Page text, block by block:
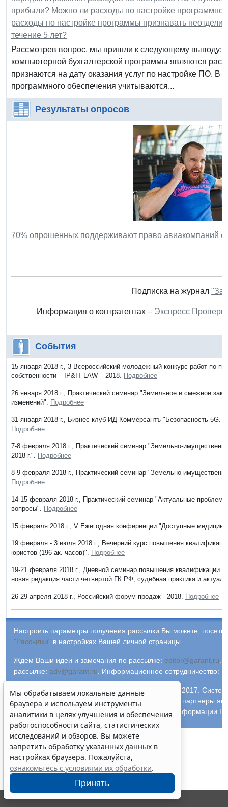
прибыли? Можно ли расходы по настройке
расходы по настройке программы признавать
течение 5 лет?
Рассмотрев вопрос, мы пришли к следующему выводу: В
компьютерной бухгалтерской программы являются
признаются на дату оказания услуг по настройке ПО. В
программного обеспечения учитываются...
Результаты опросов
70% опрошенных поддерживают право авиакомпаний
Подписка на журнал
Информация о контрагентах – Экспресс
События
15 января 2018 г., 3 Всероссийский молодежный конкурс работ по
собственности – IP&IT LAW – 2018. Подробнее
26 января 2018 г., Практический семинар "Земельное и смежное
изменений". Подробнее
31 января 2018 г., Бизнес-клуб ИД Коммерсантъ "Безопасность 5G.
Подробнее
7-8 февраля 2018 г., Практический семинар "Земельно-
2018 г.". Подробнее
8-9 февраля 2018 г., Практический семинар "Земельно-
Подробнее
14-15 февраля 2018 г., Практический семинар "Актуальные
вопросы". Подробнее
15 февраля 2018 г., V Ежегодная конференции "Доступные
19 февраля - 3 июля 2018 г., Вечерний курс повышения
юристов (196 ак. часов)". Подробнее
19-21 февраля 2018 г., Дневной семинар повышения квалификации
новая редакция части четвертой ГК РФ, судебная практика и
26-29 апреля 2018 г., Российский форум продаж - 2018. Подробнее
Настроить параметры получения рассылки Вы можете,
"Рассылки" в настройках Вашей личной страницы.
Ждем Ваши идеи и замечания по рассылке: editor@garant.ru
рассылке: adv@garant.ru Информационное сотрудничество:
© ООО "НПП "ГАРАНТ-СЕРВИС-УНИВЕРСИТЕТ", 2017.
выпускается с 1990 года. Компания "Гарант" и ее партнеры
участниками Российской ассоциации правовой информации
Мы обрабатываем локальные данные
браузера и используем инструменты
аналитики в целях улучшения и обеспечения
работоспособности сайта, статистических
исследований и обзоров. Вы можете
запретить обработку указанных данных в
настройках браузера. Пожалуйста,
ознакомьтесь с условиями их обработки.
Принять